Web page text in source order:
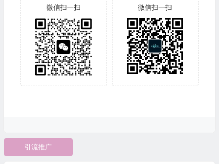
微信扫一扫
微信扫一扫
引流推广